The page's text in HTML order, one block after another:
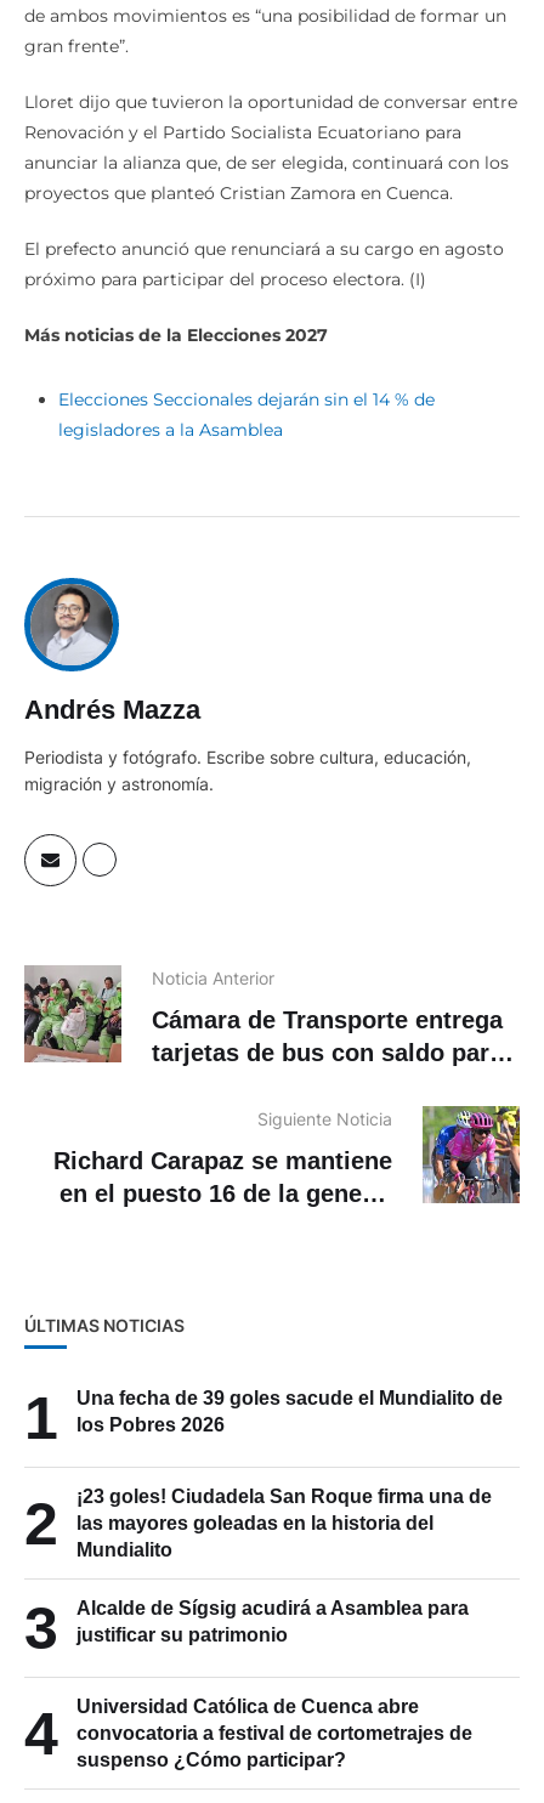
de ambos movimientos es “una posibilidad de formar un
gran frente”.
Lloret dijo que tuvieron la oportunidad de conversar entre
Renovación y el Partido Socialista Ecuatoriano para
anunciar la alianza que, de ser elegida, continuará con los
proyectos que planteó Cristian Zamora en Cuenca.
El prefecto anunció que renunciará a su cargo en agosto
próximo para participar del proceso electora. (I)
Más noticias de la Elecciones 2027
Elecciones Seccionales dejarán sin el 14 % de
legisladores a la Asamblea
Andrés Mazza
Periodista y fotógrafo. Escribe sobre cultura, educación,
migración y astronomía.
Noticia Anterior
Cámara de Transporte entrega
tarjetas de bus con saldo para
Siguiente Noticia
Richard Carapaz se mantiene
en el puesto 16 de la general
ÚLTIMAS NOTICIAS
1
Una fecha de 39 goles sacude el Mundialito de
los Pobres 2026
2
¡23 goles! Ciudadela San Roque firma una de
las mayores goleadas en la historia del
Mundialito
3
Alcalde de Sígsig acudirá a Asamblea para
justificar su patrimonio
4
Universidad Católica de Cuenca abre
convocatoria a festival de cortometrajes de
suspenso ¿Cómo participar?